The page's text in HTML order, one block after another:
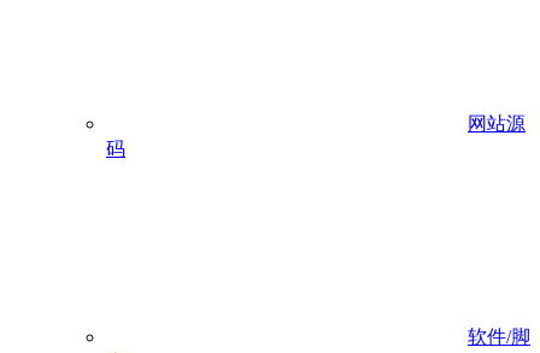
网站源
码
软件/脚